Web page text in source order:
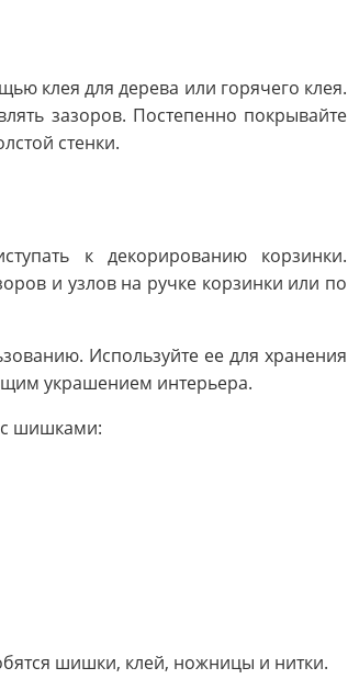
клея для дерева или горячего клея.
зазоров. Постепенно покрывайте
стенки.
к декорированию корзинки.
и узлов на ручке корзинки или по
Используйте ее для хранения
украшением интерьера.
с шишками:
шишки, клей, ножницы и нитки.